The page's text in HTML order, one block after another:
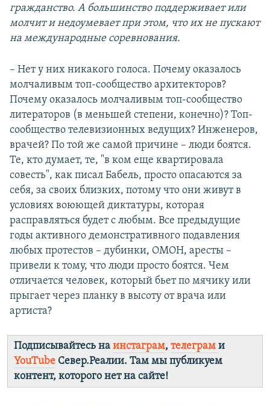
гражданство. А большинство поддерживает или
молчит и недоумевает при этом, что их не пускают
на международные соревнования.
– Нет у них никакого голоса. Почему оказалось
молчаливым топ-сообщество архитекторов?
Почему оказалось молчаливым топ-сообщество
литераторов (в меньшей степени, конечно)? Топ-
сообщество телевизионных ведущих? Инженеров,
врачей? По той же самой причине – люди боятся.
Те, кто думает, те, "в ком еще квартировала
совесть", как писал Бабель, просто опасаются за
себя, за своих близких, потому что они живут в
условиях воюющей диктатуры, которая
расправляться будет с любым. Все предыдущие
годы активного демонстративного подавления
любых протестов – дубинки, ОМОН, аресты –
привели к тому, что люди просто боятся. Чем
отличается человек, который бьет по мячику или
прыгает через планку в высоту от врача или
артиста?
Подписывайтесь на инстаграм, телеграм и
YouTube Север.Реалии. Там мы публикуем
контент, которого нет на сайте!